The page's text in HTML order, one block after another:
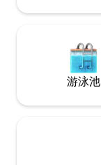
游泳池